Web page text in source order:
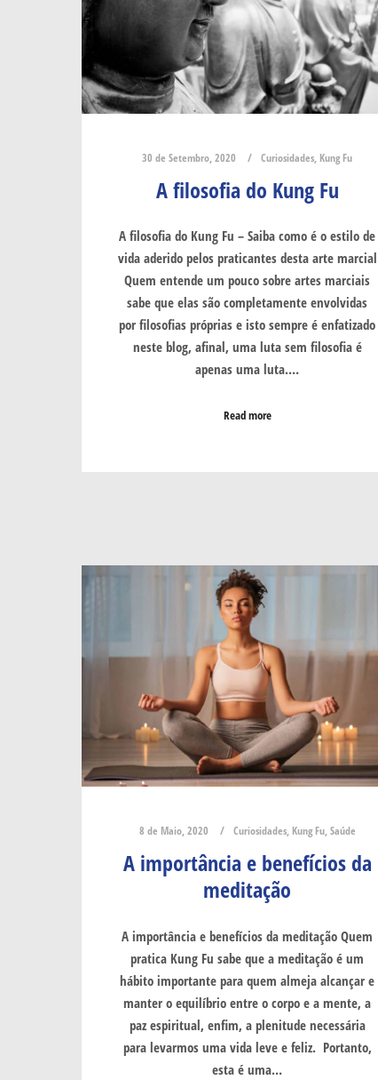
30 de Setembro, 2020 Curiosidades Kung Fu
A filosofia do Kung Fu
A filosofia do Kung Fu – Saiba como é o estilo de
vida aderido pelos praticantes desta arte marcial
Quem entende um pouco sobre artes marciais
sabe que elas são completamente envolvidas
por filosofias próprias e isto sempre é enfatizado
neste blog, afinal, uma luta sem filosofia é
apenas uma luta.…
Read more
8 de Maio, 2020 Curiosidades, Kung Fu, Saúde
A importância e benefícios da
meditação
A importância e benefícios da meditação Quem
pratica Kung Fu sabe que a meditação é um
hábito importante para quem almeja alcançar e
manter o equilíbrio entre o corpo e a mente, a
paz espiritual, enfim, a plenitude necessária
para levarmos uma vida leve e feliz. Portanto,
esta é uma…